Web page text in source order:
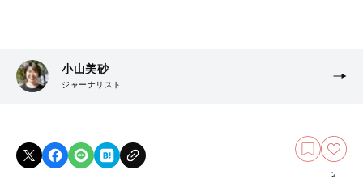
小山美砂
ジャーナリスト
2